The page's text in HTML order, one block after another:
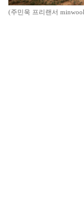
(주민욱 프리랜서